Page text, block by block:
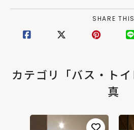
SHARE THIS
カテゴリ「バス・ト
真